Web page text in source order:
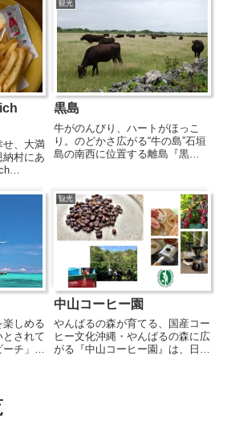
焙煎し
フェで
が開催される場所としても知られ
ています。中腹にある八重岳桜...
せ、大満
納村にあ
人気の
製の無
観光
黒島
牛がのんびり、ハートがほっこ
り。のどかさ広がる“牛の島”石垣
島の南西に位置する離島『黒
「牛の島」として知られる畜産業
が盛んな島です。ハートの形をし
ていることから「ハートアイラ
ン...
しめる
されて
ーチ」と
きる場
聖地...
観光
中山コーヒー園
やんばるの森が育てる、国産コー
ヒー文化沖縄・やんばるの森に広
がる『中山コーヒー園』は、日本